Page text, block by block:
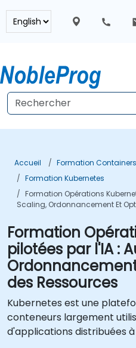
Accueil
Formation
Formation Kubernetes
Formation Opérations
Scaling, Ordonnancement Et
Formation
pilotées par l'IA :
des Ressources
Kubernetes est une
conteneurs largement
d'applications distribuées